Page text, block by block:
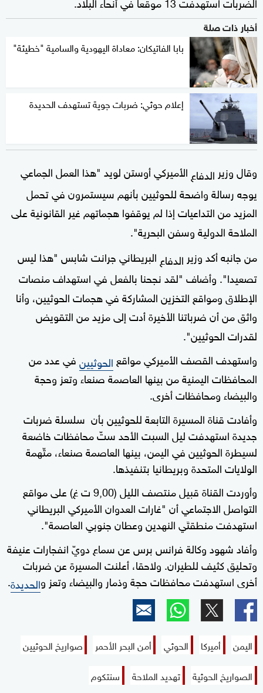
أخبار ذات صلة
بابا الفاتيكان: معاداة اليهودية والسامية "خطيئة"
إعلام حوثي: ضربات جوية تستهدف الحديدة
وقال وزير الدفاع الأميركي أوستن لويد "هذا العمل الجماعي
يوجه رسالة واضحة للحوثيين بأنهم سيستمرون في تحمل
المزيد من التداعيات إذا لم يوقفوا هجماتهم غير القانونية على
الملاحة الدولية وسفن البحرية".
من جانبه أكد وزير الدفاع البريطاني جرانت شابس "هذا ليس
تصعيدا". وأضاف "لقد نجحنا بالفعل في استهداف منصات
الإطلاق ومواقع التخزين المشاركة في هجمات الحوثيين، وأنا
واثق من أن ضرباتنا الأخيرة أدت إلى مزيد من التقويض
لقدرات الحوثيين".
واستهدف القصف الأميركي مواقع الحوثيينفي عدد من
المحافظات اليمنية من بينها العاصمة صنعاء وتعز وحجة
والبيضاء ومحافظات أخرى.
وأفادت قناة المسيرة التابعة للحوثيين بأن سلسلة ضربات
جديدة استهدفت ليل السبت الأحد ستّ محافظات خاضعة
لسيطرة الحوثيين في اليمن، بينها العاصمة صنعاء، متّهمة
الولايات المتحدة وبريطانيا بتنفيذها.
وأوردت القناة قبيل منتصف الليل (9,00 ت غ) على مواقع
التواصل الاجتماعي أن "غارات العدوان الأميركي البريطاني
استهدفت منطقتَي النهدين وعطان جنوبي العاصمة".
وأفاد شهود وكالة فرانس برس عن سماع دويّ انفجارات عنيفة
وتحليق كثيف للطيران. ولاحقا، أعلنت المسيرة عن ضربات
أخرى استهدفت محافظات حجة وذمار والبيضاء وتعز والحديدة.
اليمن أميركا الحوثي أمن البحر الأحمر
صواريخ الحوثيين
الصواريخ الحوثية
تهديد الملاحة سنتكوم